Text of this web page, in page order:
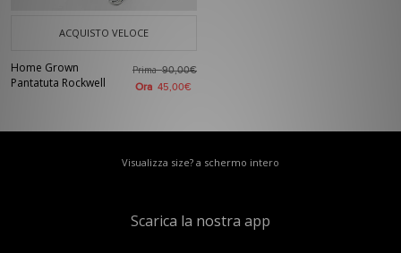
ACQUISTO VELOCE
Home Grown
Pantatuta Rockwell
Prima90,00€
Ora 45,00€
Visualizza size? a schermo intero
Scarica la nostra app